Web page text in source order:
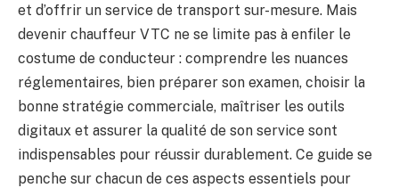
et d’offrir un service de transport sur-mesure. Mais
devenir chauffeur VTC ne se limite pas à enfiler le
costume de conducteur : comprendre les nuances
réglementaires, bien préparer son examen, choisir la
bonne stratégie commerciale, maîtriser les outils
digitaux et assurer la qualité de son service sont
indispensables pour réussir durablement. Ce guide se
penche sur chacun de ces aspects essentiels pour